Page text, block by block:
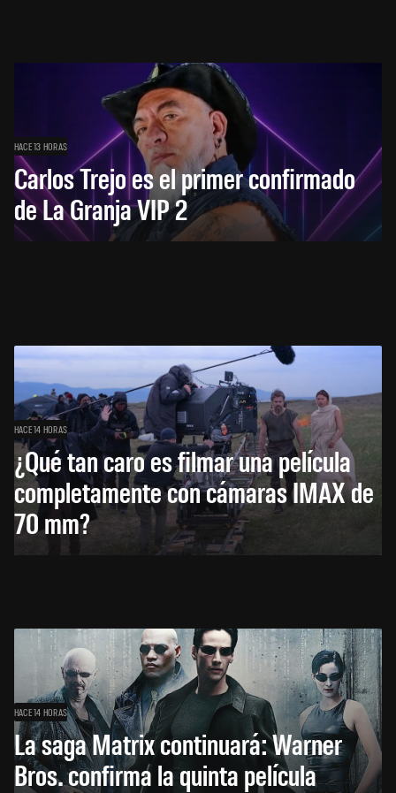
HACE 13 HORAS
Carlos Trejo es el primer confirmado
de La Granja VIP 2
HACE 14 HORAS
¿Qué tan caro es filmar una película
completamente con cámaras IMAX de
70 mm?
HACE 14 HORAS
La saga Matrix continuará: Warner
Bros. confirma la quinta película